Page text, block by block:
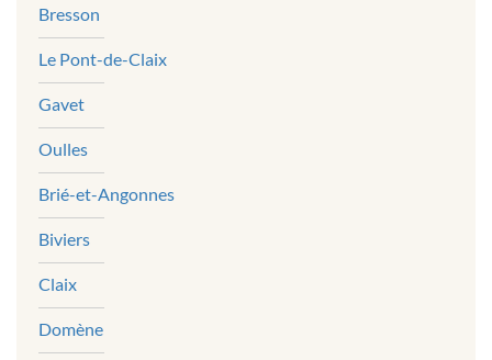
Bresson
Le Pont-de-Claix
Gavet
Oulles
Brié-et-Angonnes
Biviers
Claix
Domène